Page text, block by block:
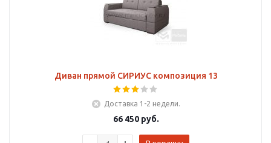
Диван прямой СИРИУС композиция 13
Доставка 1-2 недели.
66 450руб.